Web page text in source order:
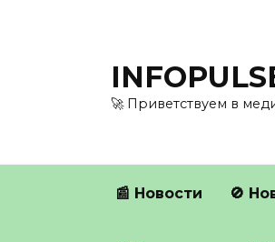
🚀 Приветствуем в
📰 Новости 🚫